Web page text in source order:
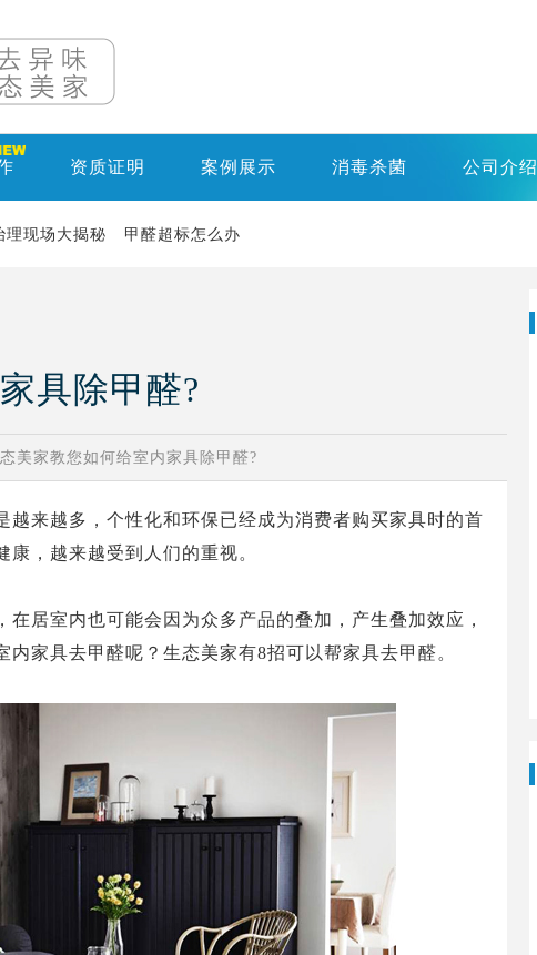
资质证明 案例展示 消毒杀菌 公司介绍
理现场大揭秘 甲醛超标怎么办
具除甲醛?
美家教您如何给室内家具除甲醛?
来越多，个性化和环保已经成为消费者购买家具时的首
，越来越受到人们的重视。
居室内也可能会因为众多产品的叠加，产生叠加效应，
家具去甲醛呢？生态美家有8招可以帮家具去甲醛。